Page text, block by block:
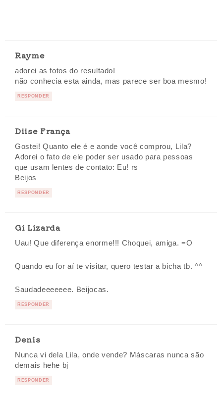
Rayme
adorei as fotos do resultado!
não conhecia esta ainda, mas parece ser boa mesmo!
RESPONDER
Diise França
Gostei! Quanto ele é e aonde você comprou, Lila?
Adorei o fato de ele poder ser usado para pessoas
que usam lentes de contato: Eu! rs
Beijos
RESPONDER
Gi Lizarda
Uau! Que diferença enorme!!! Choquei, amiga. =O
Quando eu for aí te visitar, quero testar a bicha tb. ^^
Saudadeeeeeee. Beijocas.
RESPONDER
Denis
Nunca vi dela Lila, onde vende? Máscaras nunca são
demais hehe bj
RESPONDER